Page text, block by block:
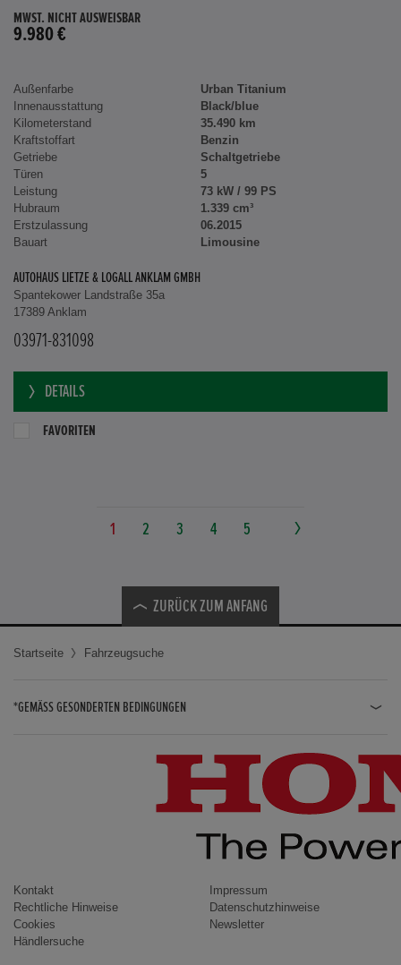
MWST. NICHT AUSWEISBAR
9.980 €
Außenfarbe
Urban Titanium
Innenausstattung
Black/blue
Kilometerstand
35.490 km
Kraftstoffart
Benzin
Getriebe
Schaltgetriebe
Türen
5
Leistung
73 kW / 99 PS
Hubraum
1.339 cm³
Erstzulassung
06.2015
Bauart
Limousine
AUTOHAUS LIETZE & LOGALL ANKLAM GMBH
Spantekower Landstraße 35a
17389 Anklam
03971-831098
DETAILS
FAVORITEN
1 2 3 4 5
ZURÜCK ZUM ANFANG
Startseite Fahrzeugsuche
*GEMÄSS GESONDERTEN BEDINGUNGEN
CIVIC / CIVIC LIMOUSINE
INSIGHT
ACCORD
Kontakt
Impressum
Rechtliche Hinweise
Datenschutzhinweise
Cookies
Newsletter
Händlersuche